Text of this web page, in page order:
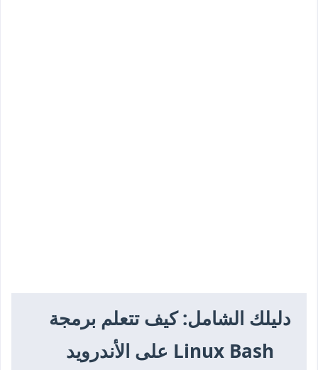
دليلك الشامل: كيف تتعلم برمجة
Linux Bash على الأندرويد